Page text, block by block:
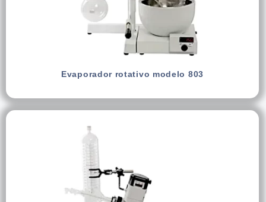
Evaporador rotativo modelo 803